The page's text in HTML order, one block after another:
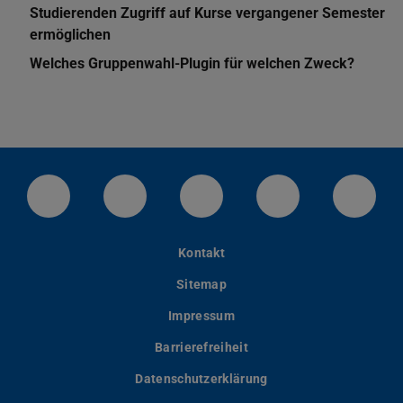
Studierenden Zugriff auf Kurse vergangener Semester
ermöglichen
Welches Gruppenwahl-Plugin für welchen Zweck?
LinkedIn-Seite der TU Darmstadt
Instagram-Kanal der TU
Bluesky-Kanal der TU
Facebook-
Kontakt
Sitemap
Impressum
Barrierefreiheit
Datenschutzerklärung